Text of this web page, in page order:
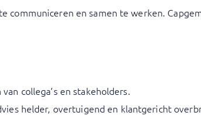
en samen te werken.
collega’s en stakeholders.
helder, overtuigend en klantgericht